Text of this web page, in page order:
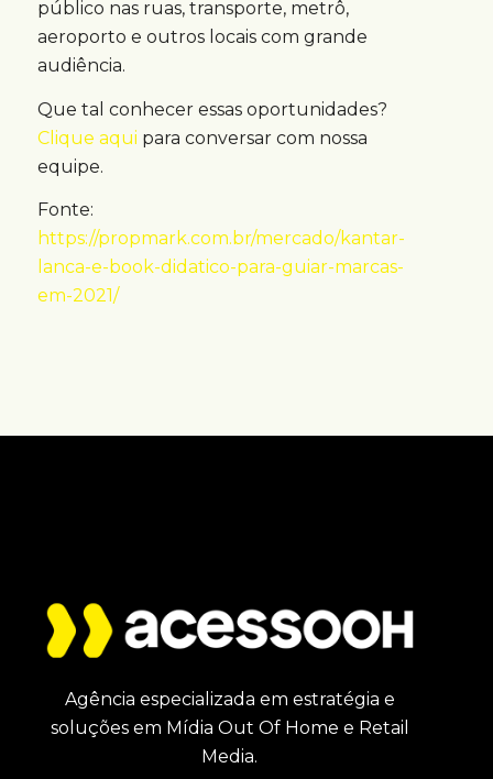
público nas ruas, transporte, metrô,
aeroporto e outros locais com grande
audiência.
Que tal conhecer essas oportunidades?
Clique aqui para conversar com nossa
equipe.
Fonte:
https://propmark.com.br/mercado/kantar-
lanca-e-book-didatico-para-guiar-marcas-
em-2021/
Agência especializada em estratégia e
soluções em Mídia Out Of Home e Retail
Media.